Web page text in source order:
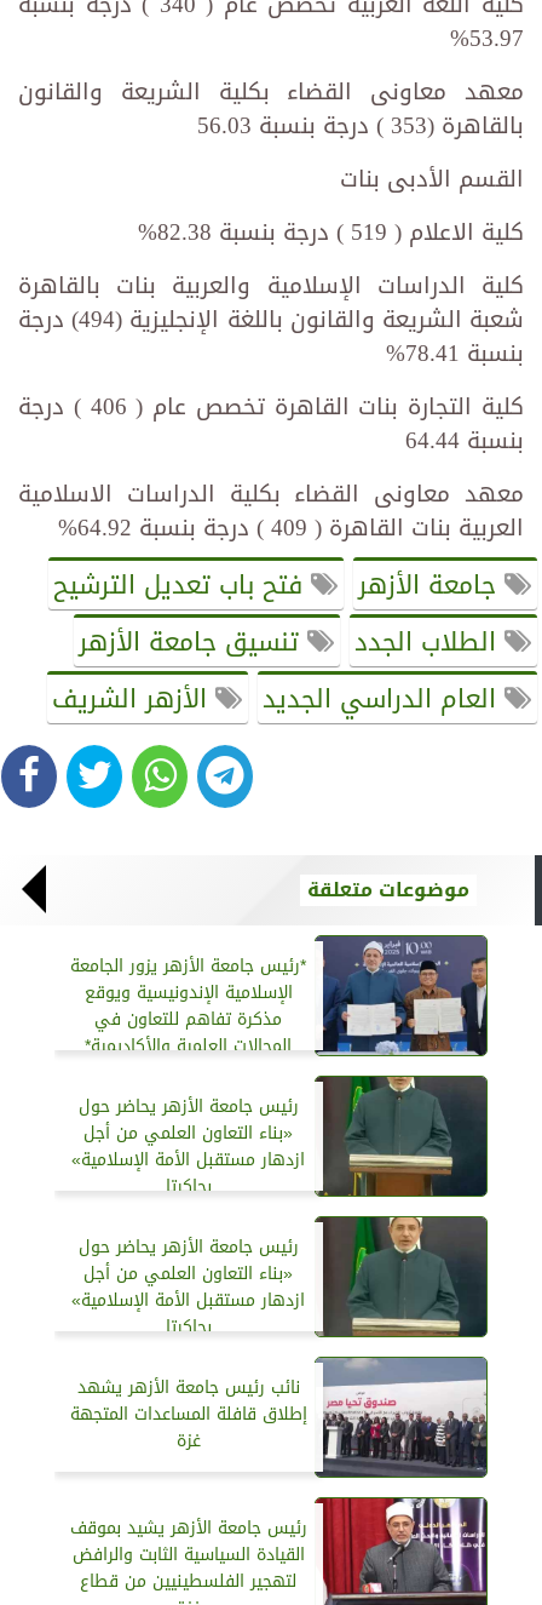
53.97%
معهد معاونى القضاء بكلية الشريعة والقانون
بالقاهرة (353 ) درجة بنسبة 56.03
القسم الأدبى بنات
كلية الاعلام ( 519 ) درجة بنسبة 82.38%
كلية الدراسات الإسلامية والعربية بنات بالقاهرة
شعبة الشريعة والقانون باللغة الإنجليزية (494) درجة
بنسبة 78.41%
كلية التجارة بنات القاهرة تخصص عام ( 406 ) درجة
بنسبة 64.44
معهد معاونى القضاء بكلية الدراسات الاسلامية
العربية بنات القاهرة ( 409 ) درجة بنسبة 64.92%
جامعة الأزهر
فتح باب تعديل الترشيح
الطلاب الجدد
تنسيق جامعة الأزهر
العام الدراسي الجديد
الأزهر الشريف
موضوعات متعلقة
*رئيس جامعة الأزهر يزور الجامعة
الإسلامية الإندونيسية ويوقع
مذكرة تفاهم للتعاون في
المجالات العلمية والأكاديمية*
رئيس جامعة الأزهر يحاضر حول
«بناء التعاون العلمي من أجل
ازدهار مستقبل الأمة الإسلامية»
بجاكرتا
رئيس جامعة الأزهر يحاضر حول
«بناء التعاون العلمي من أجل
ازدهار مستقبل الأمة الإسلامية»
بجاكرتا
نائب رئيس جامعة الأزهر يشهد
إطلاق قافلة المساعدات المتجهة
غزة
رئيس جامعة الأزهر يشيد بموقف
القيادة السياسية الثابت والرافض
لتهجير الفلسطينيين من قطاع